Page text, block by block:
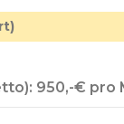
950,-€ pro